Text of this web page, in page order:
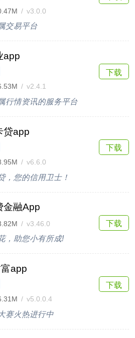
/ v3.0.0
交易平台
app
/ v2.4.1
行情资讯的服务平台
下载
贷app
/ v6.6.0
，您的信用卫士！
下载
金融App
/ v3.46.0
，助您小有所成!
下载
app
/ v5.0.0.4
赛火热进行中
下载